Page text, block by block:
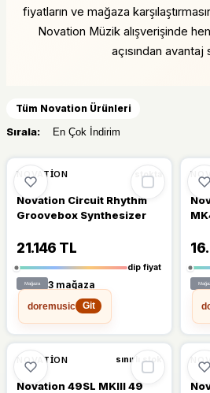
fiyatların ve mağaza
Novation Müzik alışverişinde
açısından avantaj
Tüm Novation Ürünleri
Sırala:
NOVATION stokta
Novation Circuit Rhythm
Groovebox Synthesizer
21.146 TL
dip fiyat
3 mağaza
doremusic
Git
%16
NOVATION sınırlı stok
Novation 49SL MKIII 49
%16